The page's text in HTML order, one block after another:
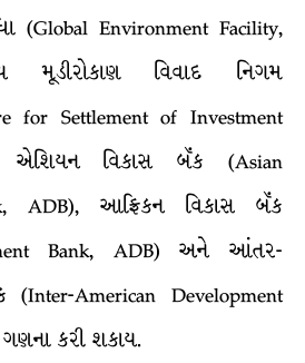
(Global Environment Facility,
મૂડીરોકાણ વિવાદ નિગમ
for Settlement of Investment
એશિયન વિકાસ બૅંક (Asian
ADB), આફ્રિકન વિકાસ બૅંક
Bank, ADB) અને આંતર-
American Development
કરી શકાય.